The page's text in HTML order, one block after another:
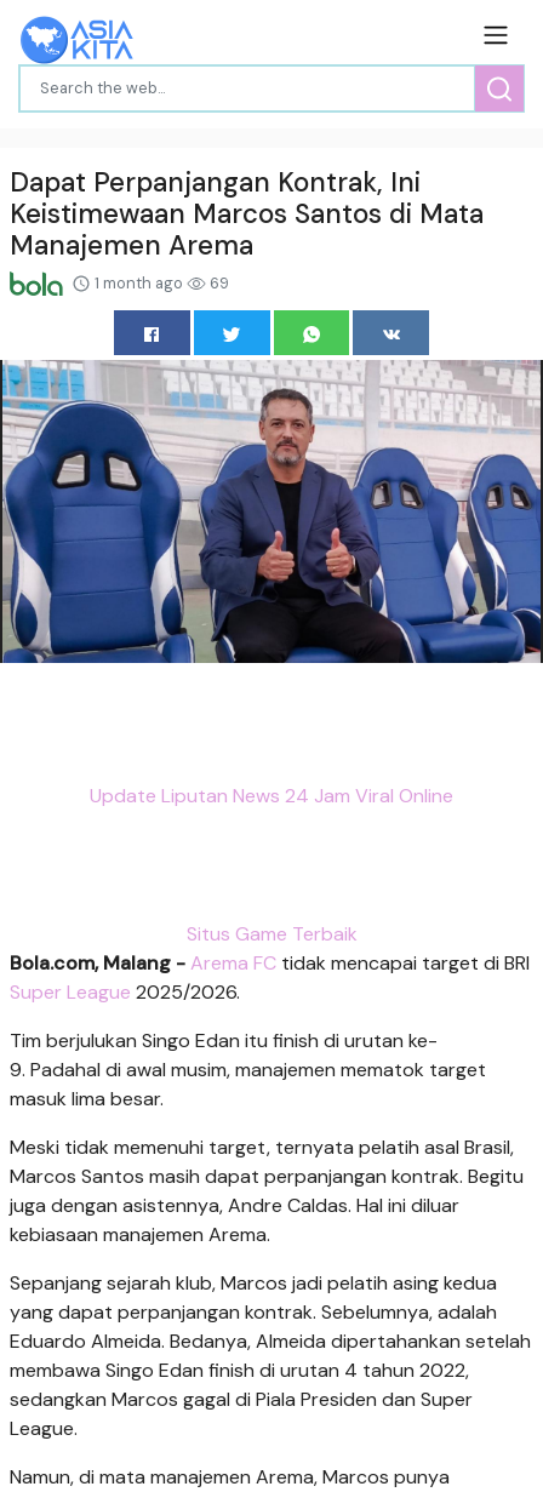
Dapat Perpanjangan Kontrak, Ini
Keistimewaan Marcos Santos di Mata
Manajemen Arema
1 month ago 69
Update Liputan News 24 Jam Viral Online
Situs Game Terbaik
Bola.com, Malang -Arema FC tidak mencapai target di BRI
Super League 2025/2026.
Tim berjulukan Singo Edan itu finish di urutan ke-
9. Padahal di awal musim, manajemen mematok target
masuk lima besar.
Meski tidak memenuhi target, ternyata pelatih asal Brasil,
Marcos Santos masih dapat perpanjangan kontrak. Begitu
juga dengan asistennya, Andre Caldas. Hal ini diluar
kebiasaan manajemen Arema.
Sepanjang sejarah klub, Marcos jadi pelatih asing kedua
yang dapat perpanjangan kontrak. Sebelumnya, adalah
Eduardo Almeida. Bedanya, Almeida dipertahankan setelah
membawa Singo Edan finish di urutan 4 tahun 2022,
sedangkan Marcos gagal di Piala Presiden dan Super
League.
Namun, di mata manajemen Arema, Marcos punya